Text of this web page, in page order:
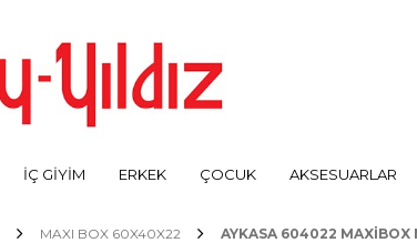
İÇ GİYİM ERKEK ÇOCUK AKSESUARLAR
MAXI BOX 60X40X22 AYKASA 604022 MAXIBOX